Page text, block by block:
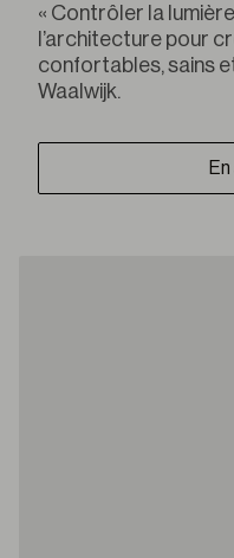
« Contrôler la
l’architecture pour
confortables, sains
Waalwijk.